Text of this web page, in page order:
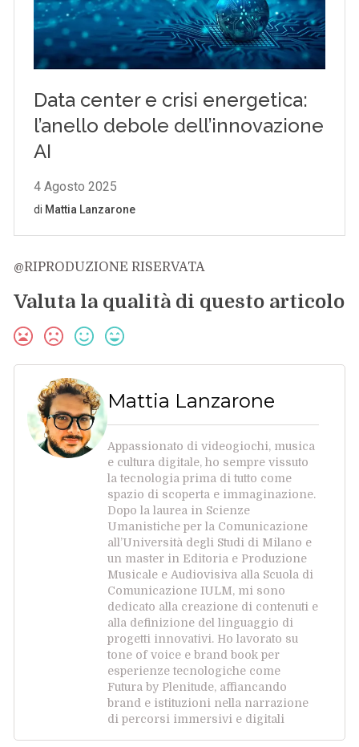
@RIPRODUZIONE RISERVATA
Valuta la qualità di questo articolo
Mattia Lanzarone
Appassionato di videogiochi, musica
e cultura digitale, ho sempre vissuto
la tecnologia prima di tutto come
spazio di scoperta e immaginazione.
Dopo la laurea in Scienze
Umanistiche per la Comunicazione
all’Università degli Studi di Milano e
un master in Editoria e Produzione
Musicale e Audiovisiva alla Scuola di
Comunicazione IULM, mi sono
dedicato alla creazione di contenuti e
alla definizione del linguaggio di
progetti innovativi. Ho lavorato su
tone of voice e brand book per
esperienze tecnologiche come
Futura by Plenitude, affiancando
brand e istituzioni nella narrazione
di percorsi immersivi e digitali